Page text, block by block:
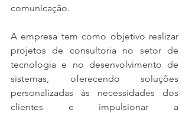
comunicação.
A empresa tem como objetivo realizar
projetos de consultoria no setor de
tecnologia e no desenvolvimento de
sistemas, oferecendo soluções
personalizadas às necessidades dos
clientes e impulsionar a